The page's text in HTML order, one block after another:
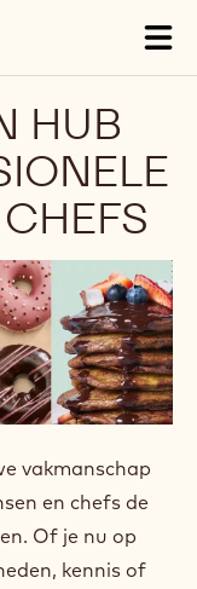
HUB
vakmanschap
en chefs de
Of je nu op
kennis of